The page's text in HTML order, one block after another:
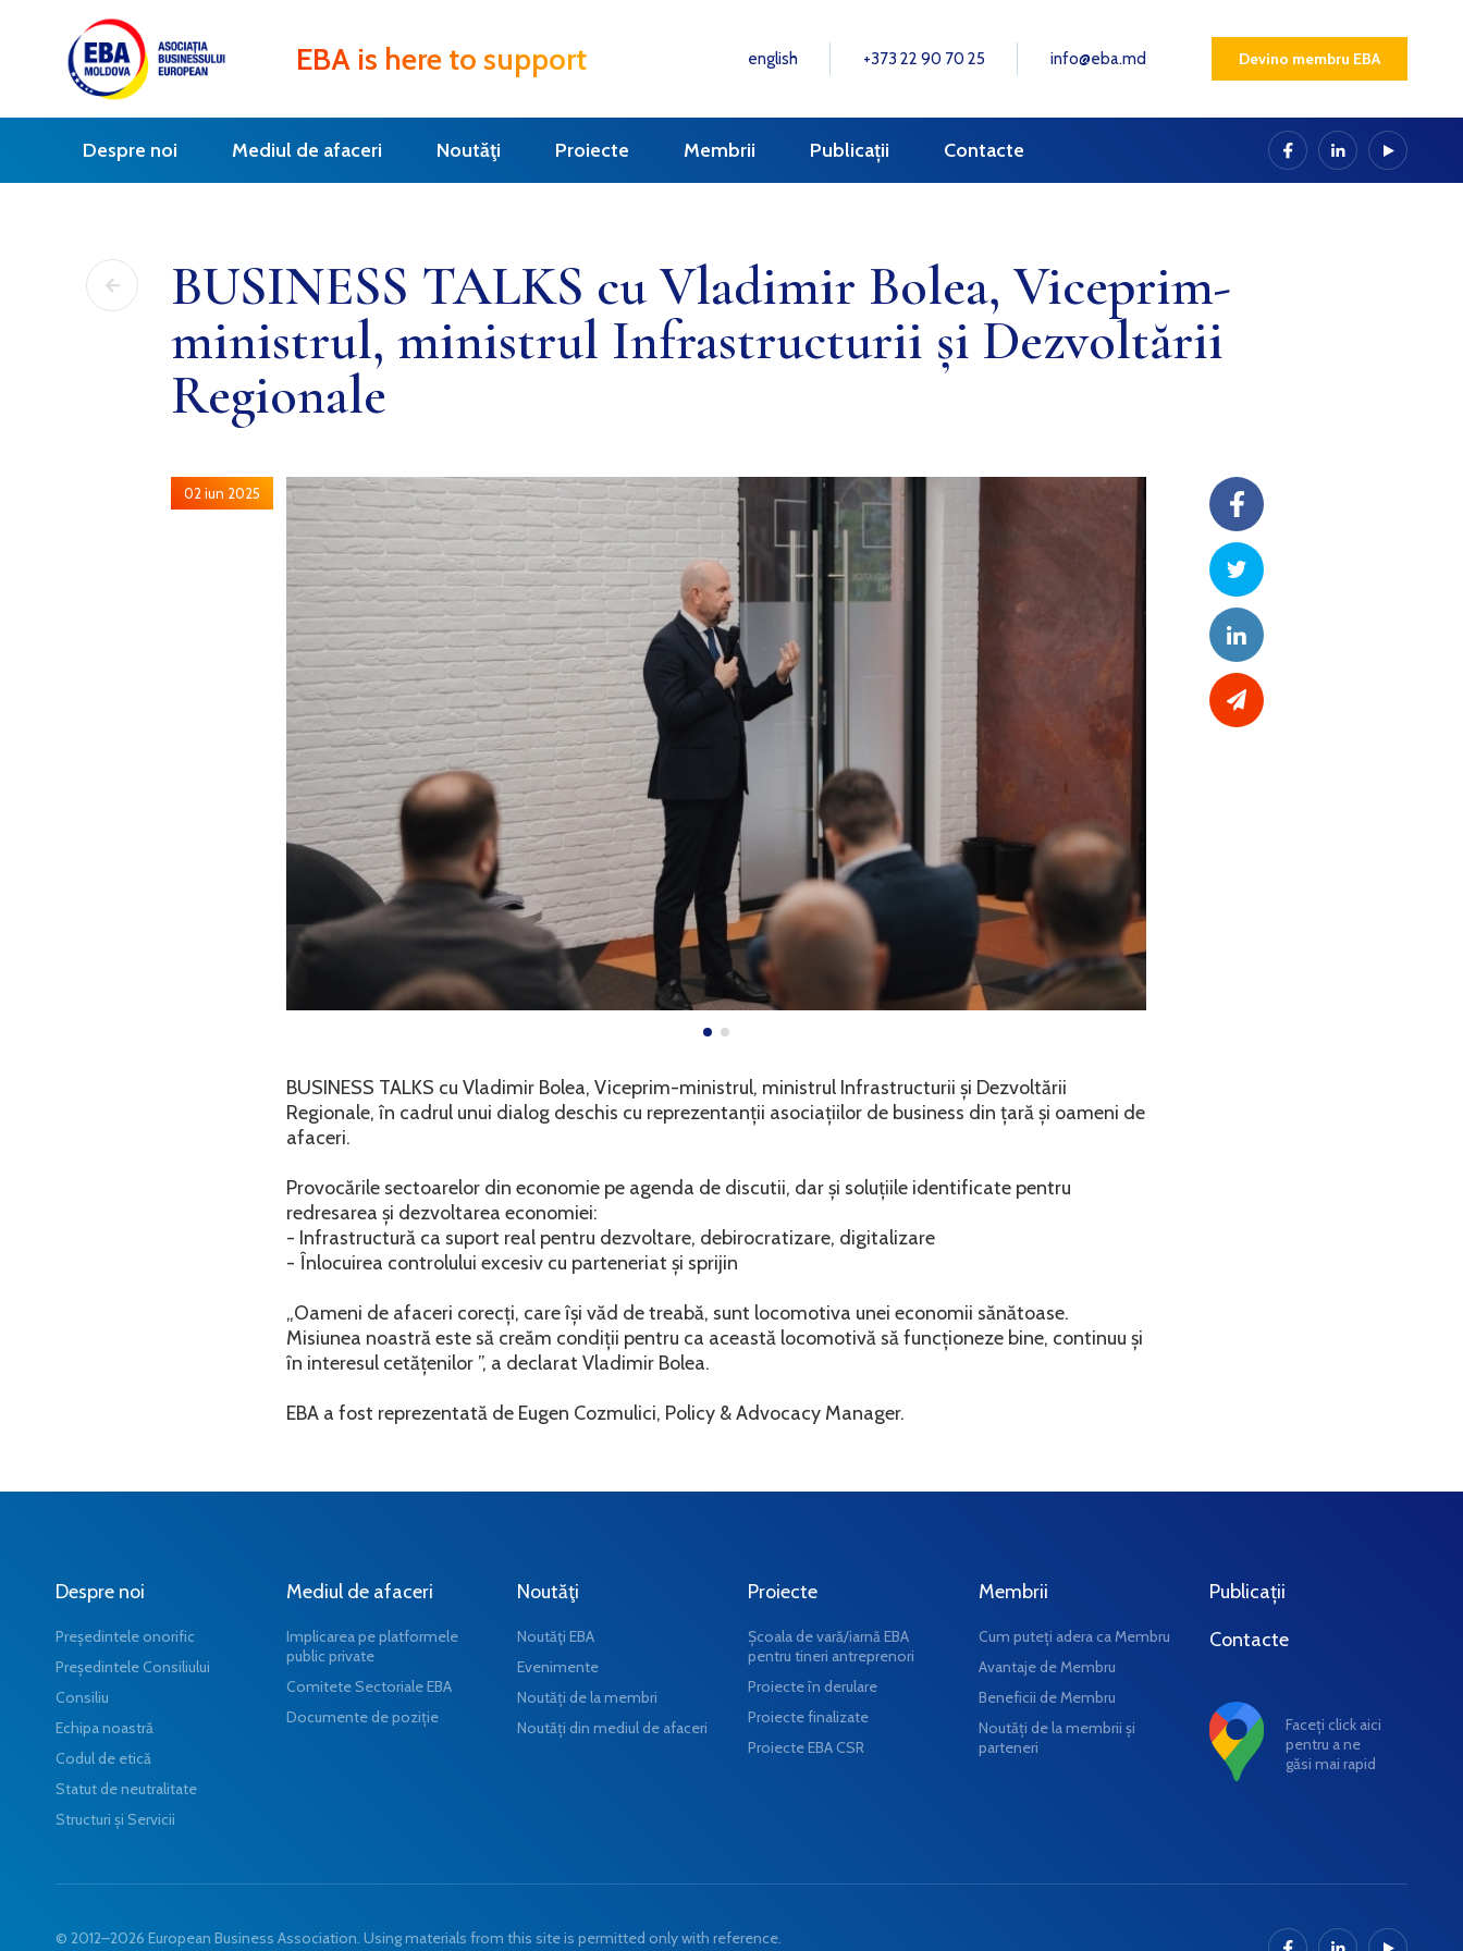
EBA is here to support english +373 22 90 70 25 info@eba.md Devino membru EBA
Despre noi Mediul de afaceri Noutăţi Proiecte Membrii Publicații Contacte
BUSINESS TALKS cu Vladimir Bolea, Viceprim-
ministrul, ministrul Infrastructurii și Dezvoltării
Regionale
02 iun 2025
BUSINESS TALKS cu Vladimir Bolea, Viceprim-ministrul, ministrul Infrastructurii și Dezvoltării
Regionale, în cadrul unui dialog deschis cu reprezentanții asociațiilor de business din țară și oameni de
afaceri.
Provocările sectoarelor din economie pe agenda de discutii, dar și soluțiile identificate pentru
redresarea și dezvoltarea economiei:
- Infrastructură ca suport real pentru dezvoltare, debirocratizare, digitalizare
- Înlocuirea controlului excesiv cu parteneriat și sprijin
„Oameni de afaceri corecți, care își văd de treabă, sunt locomotiva unei economii sănătoase.
Misiunea noastră este să creăm condiții pentru ca această locomotivă să funcționeze bine, continuu și
în interesul cetățenilor ”, a declarat Vladimir Bolea.
EBA a fost reprezentată de Eugen Cozmulici, Policy & Advocacy Manager.
Despre noi
Președintele onorific
Președintele Consiliului
Consiliu
Echipa noastră
Codul de etică
Statut de neutralitate
Structuri și Servicii
Mediul de afaceri
Implicarea pe platformele
public private
Comitete Sectoriale EBA
Documente de poziție
Noutăţi
Noutăţi EBA
Evenimente
Noutăți de la membri
Noutăți din mediul de afaceri
Proiecte
Școala de vară/iarnă EBA
pentru tineri antreprenori
Proiecte în derulare
Proiecte finalizate
Proiecte EBA CSR
Membrii
Cum puteți adera ca Membru
Avantaje de Membru
Beneficii de Membru
Noutăți de la membrii și
parteneri
Publicații
Contacte
Faceți click aici
pentru a ne
găsi mai rapid
© 2012–2026 European Business Association. Using materials from this site is permitted only with reference.